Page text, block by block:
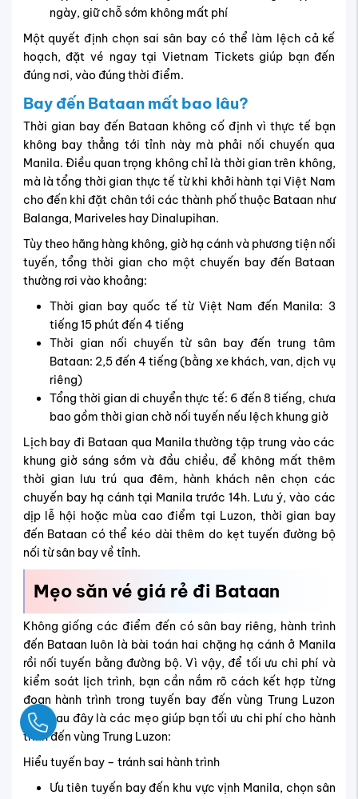
ngày, giữ chỗ sớm không mất phí
Một quyết định chọn sai sân bay có thể làm lệch cả kế
hoạch, đặt vé ngay tại Vietnam Tickets giúp bạn đến
đúng nơi, vào đúng thời điểm.
Bay đến Bataanmất bao lâu?
Thời gian bay đến Bataan không cố định vì thực tế bạn
không bay thẳng tới tỉnh này mà phải nối chuyến qua
Manila. Điều quan trọng không chỉ là thời gian trên không,
mà là tổng thời gian thực tế từ khi khởi hành tại Việt Nam
cho đến khi đặt chân tới các thành phố thuộc Bataan như
Balanga, Mariveles hay Dinalupihan.
Tùy theo hãng hàng không, giờ hạ cánh và phương tiện nối
tuyến, tổng thời gian cho một chuyến bay đến Bataan
thường rơi vào khoảng:
Thời gian bay quốc tế từ Việt Nam đến Manila: 3
tiếng 15 phút đến 4 tiếng
Thời gian nối chuyến từ sân bay đến trung tâm
Bataan: 2,5 đến 4 tiếng (bằng xe khách, van, dịch vụ
riêng)
Tổng thời gian di chuyển thực tế: 6 đến 8 tiếng, chưa
bao gồm thời gian chờ nối tuyến nếu lệch khung giờ
Lịch bay đi Bataan qua Manila thường tập trung vào các
khung giờ sáng sớm và đầu chiều, để không mất thêm
thời gian lưu trú qua đêm, hành khách nên chọn các
chuyến bay hạ cánh tại Manila trước 14h. Lưu ý, vào các
dịp lễ hội hoặc mùa cao điểm tại Luzon, thời gian bay
đến Bataan có thể kéo dài thêm do kẹt tuyến đường bộ
nối từ sân bay về tỉnh.
Mẹo săn vé giá rẻ đi Bataan
Không giống các điểm đến có sân bay riêng, hành trình
đến Bataan luôn là bài toán hai chặng hạ cánh ở Manila
rồi nối tuyến bằng đường bộ. Vì vậy, để tối ưu chi phí và
kiểm soát lịch trình, bạn cần nắm rõ cách kết hợp từng
đoạn hành trình trong tuyến bay đến vùng Trung Luzon
này. Sau đây là các mẹo giúp bạn tối ưu chi phí cho hành
trình đến vùng Trung Luzon:
Hiểu tuyến bay – tránh sai hành trình
Ưu tiên tuyến bay đến khu vực vịnh Manila, chọn sân